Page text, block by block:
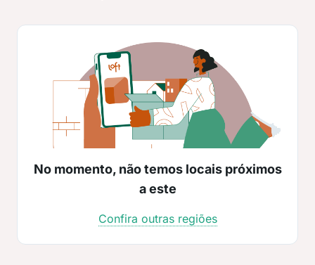
No momento, não temos locais próximos
a este
Confira outras regiões